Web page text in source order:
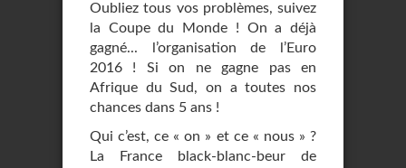
Oubliez tous vos problèmes, suivez
la Coupe du Monde ! On a déjà
gagné... l’organisation de l’Euro
2016 ! Si on ne gagne pas en
Afrique du Sud, on a toutes nos
chances dans 5 ans !
Qui c’est, ce « on » et ce « nous » ?
La France black-blanc-beur de